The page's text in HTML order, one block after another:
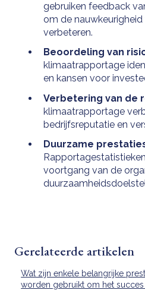
gebruiken feedback
om de
verbeteren.
Beoordeling van
klimaatrapportage
en kansen voor
Verbetering van de
klimaatrapportage
bedrijfsreputatie en
Duurzame
voortgang van de
Gerelateerde artikelen
Wat zijn enkele belangrijke
worden gebruikt om het succes